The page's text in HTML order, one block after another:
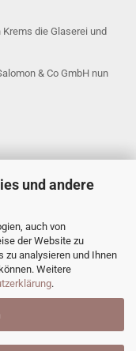
und andere
auch von
der Website zu
zu analysieren und Ihnen
Weitere
.
die Glaserei und
& Co GmbH nun